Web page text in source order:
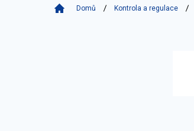
Domů Kontrola a regulace